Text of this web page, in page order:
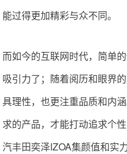
能过得更加精彩与众不同。
而如今的互联网时代，简单
吸引力了；随着阅历和眼界
具理性，也更注重品质和内
求的产品，才能打动追求个
汽丰田奕泽IZOA集颜值和实